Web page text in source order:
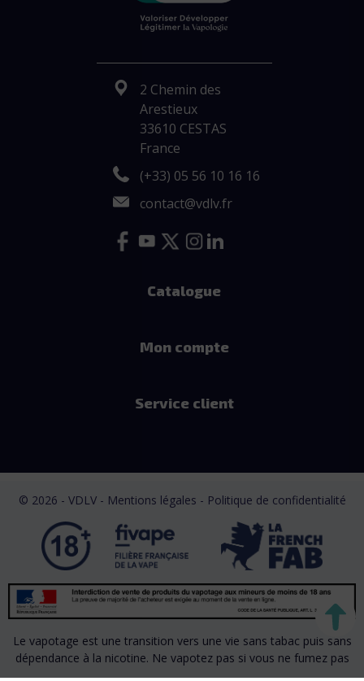
2 Chemin des
Arestieux
33610 CESTAS
France
(+33) 05 56 10 16 16
contact@vdlv.fr
Catalogue
Mon compte
Service client
© 2026 - VDLV - Mentions légales - Politique de confidentialité
Le vapotage est une transition vers une vie sans tabac puis sans
dépendance à la nicotine. Ne vapotez pas si vous ne fumez pas